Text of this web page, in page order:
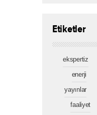
Etiketler
ekspertiz
enerji
yayınlar
faaliyet